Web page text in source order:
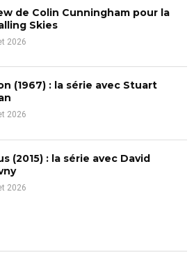
de Colin Cunningham pour la
Skies
2026
(1967) : la série avec Stuart
2026
(2015) : la série avec David
2026